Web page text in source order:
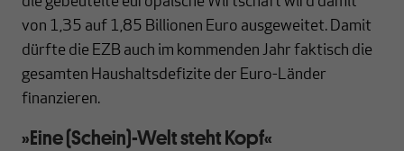
von 1,35 auf 1,85 Billionen Euro ausgeweitet. Damit
dürfte die EZB auch im kommenden Jahr faktisch die
gesamten Haushaltsdefizite der Euro-Länder
finanzieren.
»Eine (Schein)-Welt steht Kopf«